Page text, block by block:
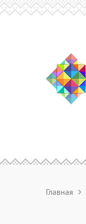
Главная